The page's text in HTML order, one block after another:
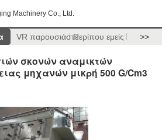
Machinery Co., Ltd.
VR παρουσιάστεΠερίπου εμείς >>
σκονών αναμικτών
μηχανών μικρή 500 G/Cm3